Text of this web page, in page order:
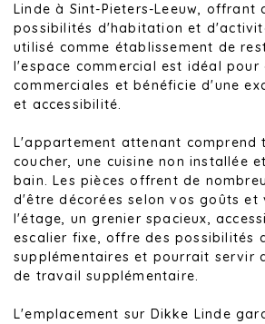
Linde à Sint-Pieters-Leeuw, offrant
possibilités d'habitation et
utilisé comme établissement de
l'espace commercial est idéal pour
commerciales et bénéficie d'une
et accessibilité.
L'appartement attenant comprend
coucher, une cuisine non installée
bain. Les pièces offrent de
d'être décorées selon vos goûts et
l'étage, un grenier spacieux,
escalier fixe, offre des possibilités
supplémentaires et pourrait servir
de travail supplémentaire.
L'emplacement sur Dikke Linde